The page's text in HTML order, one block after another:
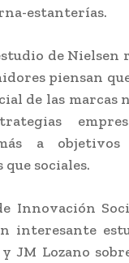
estanterías.
de Nielsen
piensan
de las marcas
a objetivos
sociales.
Innovación
interesante
y JM Lozano